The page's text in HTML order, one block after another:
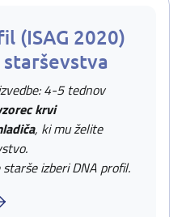
(ISAG 2020)
4-5 tednov
krvi
, ki mu želite
izberi DNA profil.